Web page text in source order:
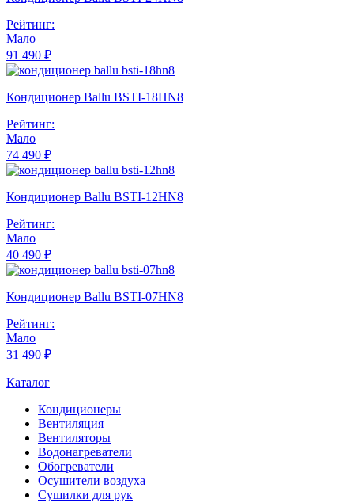
Рейтинг:
Мало
91 490 ₽
Кондиционер Ballu BSTI-18HN8
Рейтинг:
Мало
74 490 ₽
Кондиционер Ballu BSTI-12HN8
Рейтинг:
Мало
40 490 ₽
Кондиционер Ballu BSTI-07HN8
Рейтинг:
Мало
31 490 ₽
Каталог
Кондиционеры
Вентиляция
Вентиляторы
Водонагреватели
Обогреватели
Осушители воздуха
Сушилки для рук